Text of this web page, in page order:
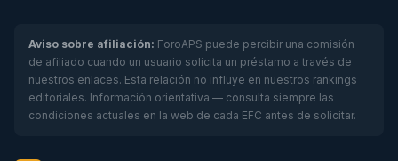
Aviso sobre afiliación: ForoAPS puede percibir una comisión
de afiliado cuando un usuario solicita un préstamo a través de
nuestros enlaces. Esta relación no influye en nuestros rankings
editoriales. Información orientativa — consulta siempre las
condiciones actuales en la web de cada EFC antes de solicitar.